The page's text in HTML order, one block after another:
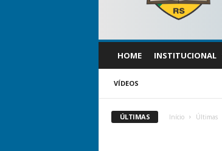
HOME INSTITUCIONAL
VÍDEOS
ÚLTIMAS Início Últimas